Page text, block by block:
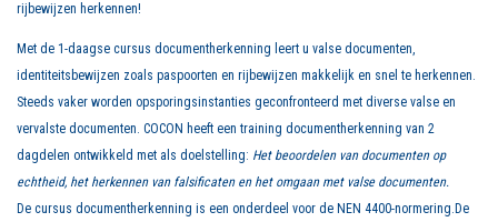
rijbewijzen herkennen!
Met de 1-daagse cursus documentherkenning leert u valse documenten,
identiteitsbewijzen zoals paspoorten en rijbewijzen makkelijk en snel te herkennen.
Steeds vaker worden opsporingsinstanties geconfronteerd met diverse valse en
vervalste documenten. COCON heeft een training documentherkenning van 2
dagdelen ontwikkeld met als doelstelling: Het beoordelen van documenten op
echtheid, het herkennen van falsificaten en het omgaan met valse documenten.
De cursus documentherkenning is een onderdeel voor de NEN 4400-normering.De